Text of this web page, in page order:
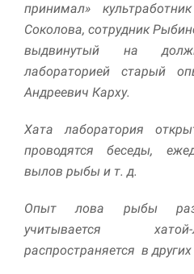
принимал»
Соколова, сотрудник
выдвинутый на
лабораторией старый
Андреевич Карху.
Хата лаборатория
проводятся беседы,
вылов рыбы и т. д.
Опыт лова рыбы
учитывается
распространяется в других